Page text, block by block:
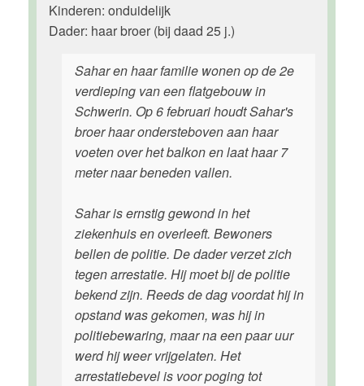
Kinderen: onduidelijk
Dader: haar broer (bij daad 25 j.)
Sahar en haar familie wonen op de 2e
verdieping van een flatgebouw in
Schwerin. Op 6 februari houdt Sahar's
broer haar ondersteboven aan haar
voeten over het balkon en laat haar 7
meter naar beneden vallen.
Sahar is ernstig gewond in het
ziekenhuis en overleeft. Bewoners
bellen de politie. De dader verzet zich
tegen arrestatie. Hij moet bij de politie
bekend zijn. Reeds de dag voordat hij in
opstand was gekomen, was hij in
politiebewaring, maar na een paar uur
werd hij weer vrijgelaten. Het
arrestatiebevel is voor poging tot